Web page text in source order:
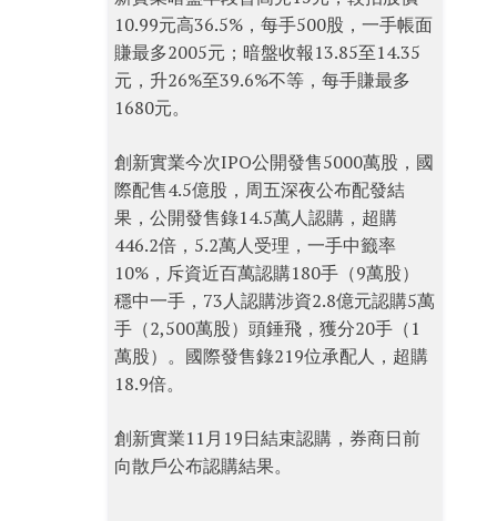
10.99元高36.5%，每手500股，一手帳面
賺最多2005元；暗盤收報13.85至14.35
元，升26%至39.6%不等，每手賺最多
1680元。
創新實業今次IPO公開發售5000萬股，國
際配售4.5億股，周五深夜公布配發結
果，公開發售錄14.5萬人認購，超購
446.2倍，5.2萬人受理，一手中籤率
10%，斥資近百萬認購180手（9萬股）
穩中一手，73人認購涉資2.8億元認購5萬
手（2,500萬股）頭錘飛，獲分20手（1
萬股）。國際發售錄219位承配人，超購
18.9倍。
創新實業11月19日結束認購，券商日前
向散戶公布認購結果。